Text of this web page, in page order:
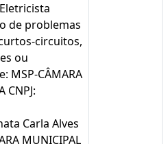
de problemas
circuitos,
ou
CÂMARA
CNPJ:
Carla Alves
MUNICIPAL